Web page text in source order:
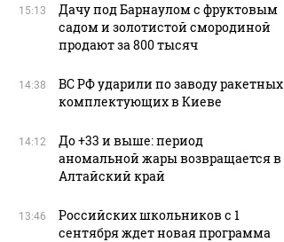
15:13
Дачу под Барнаулом с фруктовым
садом и золотистой смородиной
продают за 800 тысяч
14:38
ВС РФ ударили по заводу ракетных
комплектующих в Киеве
14:12
До +33 и выше: период
аномальной жары возвращается в
Алтайский край
13:46
Российских школьников с 1
сентября ждет новая программа